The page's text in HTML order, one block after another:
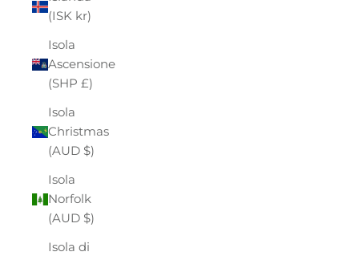
(ISK kr)
Isola
Ascensione
(SHP £)
Isola
Christmas
(AUD $)
Isola
Norfolk
(AUD $)
Isola di